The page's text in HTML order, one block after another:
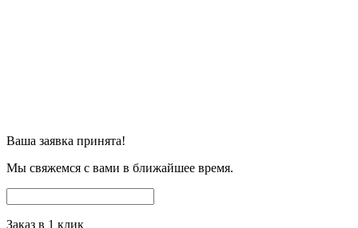
Ваша заявка принята!
Мы свяжемся с вами в ближайшее время.
Заказ в 1 клик